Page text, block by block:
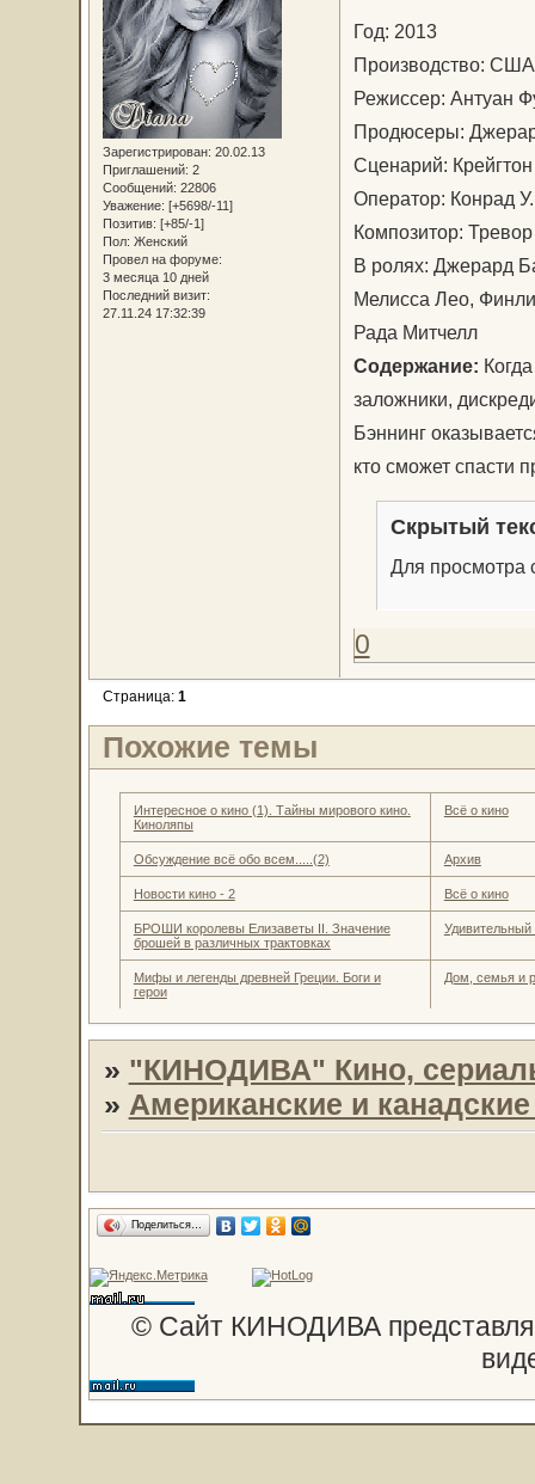
Зарегистрирован: 20.02.13
Приглашений: 2
Сообщений: 22806
Уважение: [+5698/-11]
Позитив: [+85/-1]
Пол: Женский
Провел на форуме:
3 месяца 10 дней
Последний визит:
27.11.24 17:32:39
Год: 2013
Производство:
Режиссер: Антуан
Продюсеры:
Сценарий:
Оператор: Конрад
Композитор:
В ролях: Джерард
Мелисса Лео,
Рада Митчелл
Содержание:
заложники,
Бэннинг
кто сможет спасти
Скрытый
Для просмотра
0
Страница: 1
Похожие темы
Интересное о кино (1). Тайны мирового кино.
Киноляпы
Всё о кино
Обсуждение всё обо всем.....(2) Архив
Новости кино - 2 Всё о кино
БРОШИ королевы Елизаветы II. Значение
брошей в различных трактовках
Мифы и легенды древней Греции. Боги и
герои
Дом, семья и
» "КИНОДИВА" Кино,
» Американские и
Поделиться…
© Сайт КИНОДИВА